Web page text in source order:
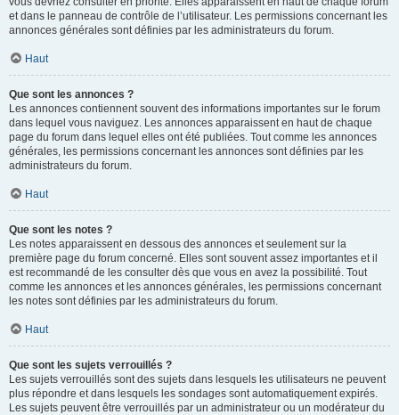
et dans le panneau de contrôle de l’utilisateur. Les permissions concernant les
annonces générales sont définies par les administrateurs du forum.
Haut
Que sont les annonces ?
Les annonces contiennent souvent des informations importantes sur le forum
dans lequel vous naviguez. Les annonces apparaissent en haut de chaque
page du forum dans lequel elles ont été publiées. Tout comme les annonces
générales, les permissions concernant les annonces sont définies par les
administrateurs du forum.
Haut
Que sont les notes ?
Les notes apparaissent en dessous des annonces et seulement sur la
première page du forum concerné. Elles sont souvent assez importantes et il
est recommandé de les consulter dès que vous en avez la possibilité. Tout
comme les annonces et les annonces générales, les permissions concernant
les notes sont définies par les administrateurs du forum.
Haut
Que sont les sujets verrouillés ?
Les sujets verrouillés sont des sujets dans lesquels les utilisateurs ne peuvent
plus répondre et dans lesquels les sondages sont automatiquement expirés.
Les sujets peuvent être verrouillés par un administrateur ou un modérateur du